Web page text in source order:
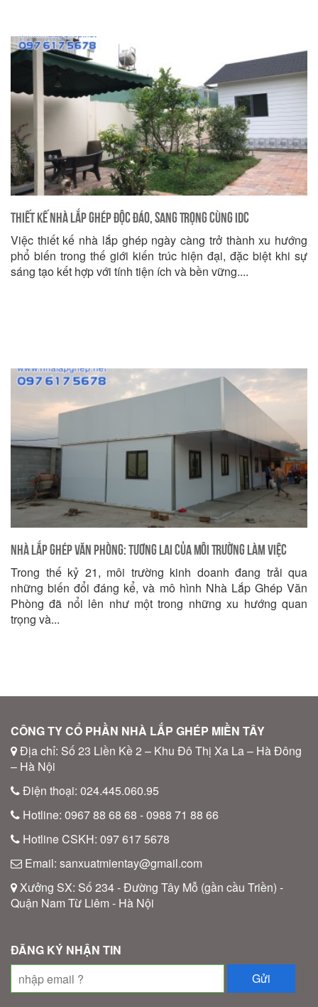
Thiết Kế Nhà Lắp Ghép Độc Đáo, Sang Trọng Cùng IDC
Việc thiết kế nhà lắp ghép ngày càng trở thành xu hướng
phổ biến trong thế giới kiến trúc hiện đại, đặc biệt khi sự
sáng tạo kết hợp với tính tiện ích và bền vững....
Nhà Lắp Ghép Văn Phòng: Tương Lai của Môi Trường làm việc
hiệu quả
Trong thế kỷ 21, môi trường kinh doanh đang trải qua
những biến đổi đáng kể, và mô hình Nhà Lắp Ghép Văn
Phòng đã nổi lên như một trong những xu hướng quan
trọng và...
CÔNG TY CỔ PHẦN NHÀ LẮP GHÉP MIỀN TÂY
Địa chỉ: Số 23 Liền Kề 2 – Khu Đô Thị Xa La – Hà Đông
– Hà Nội
Điện thoại: 024.445.060.95
Hotline: 0967 88 68 68 - 0988 71 88 66
Hotline CSKH: 097 617 5678
Email: sanxuatmientay@gmail.com
Xưởng SX: Số 234 - Đường Tây Mỗ (gần cầu Triền) -
Quận Nam Từ Liêm - Hà Nội
ĐĂNG KÝ NHẬN TIN